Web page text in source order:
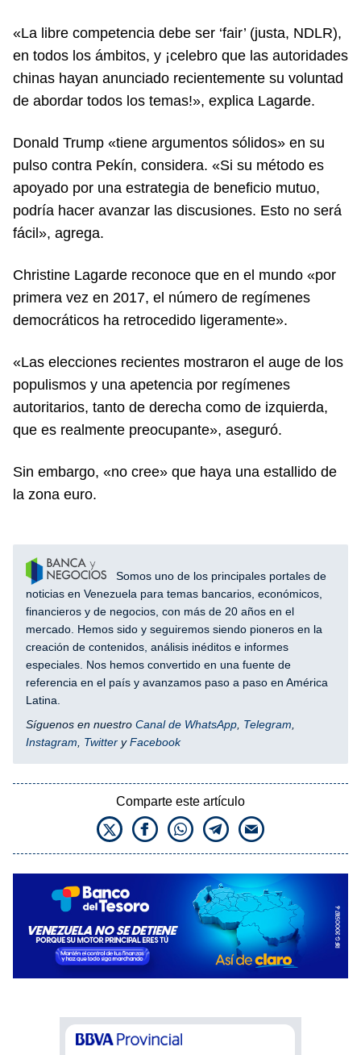
«La libre competencia debe ser ‘fair’ (justa, NDLR),
en todos los ámbitos, y ¡celebro que las autoridades
chinas hayan anunciado recientemente su voluntad
de abordar todos los temas!», explica Lagarde.
Donald Trump «tiene argumentos sólidos» en su
pulso contra Pekín, considera. «Si su método es
apoyado por una estrategia de beneficio mutuo,
podría hacer avanzar las discusiones. Esto no será
fácil», agrega.
Christine Lagarde reconoce que en el mundo «por
primera vez en 2017, el número de regímenes
democráticos ha retrocedido ligeramente».
«Las elecciones recientes mostraron el auge de los
populismos y una apetencia por regímenes
autoritarios, tanto de derecha como de izquierda,
que es realmente preocupante», aseguró.
Sin embargo, «no cree» que haya una estallido de
la zona euro.
Somos uno de los principales portales de
noticias en Venezuela para temas bancarios, económicos,
financieros y de negocios, con más de 20 años en el
mercado. Hemos sido y seguiremos siendo pioneros en la
creación de contenidos, análisis inéditos e informes
especiales. Nos hemos convertido en una fuente de
referencia en el país y avanzamos paso a paso en América
Latina.
Síguenos en nuestro Canal de WhatsApp Telegram
Instagram
Twitter yFacebook
Comparte este artículo